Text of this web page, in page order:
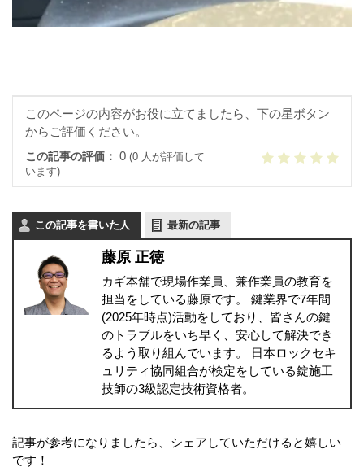
このページの内容がお役に立てましたら、下の星ボタン
からご評価ください。
この記事の評価： 0 (0 人が評価して
います)
この記事を書いた人 最新の記事
藤原 正徳
カギ本舗で現場作業員、兼作業員の教育を
担当をしている藤原です。 鍵業界で7年間
(2025年時点)活動をしており、皆さんの鍵
のトラブルをいち早く、安心して解決でき
るよう取り組んでいます。 日本ロックセキ
ュリティ協同組合が検定をしている錠施工
技師の3級認定技術資格者。
記事が参考になりましたら、シェアしていただけると嬉しい
です！